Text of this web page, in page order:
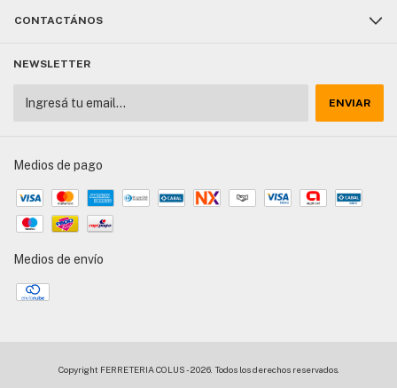
Formato de venta: Unidad
Código universal de producto: 4002395346332,647096223113
Incluye batería: Sí
Es angular: No
Es de mango tipo espada: No
Es inalámbrico: Sí
Tamaño del mandril: 10 mm
CONTACTÁNOS
NEWSLETTER
Medios de pago
Medios de envío
Copyright FERRETERIA COLUS - 2026. Todos los derechos reservados.